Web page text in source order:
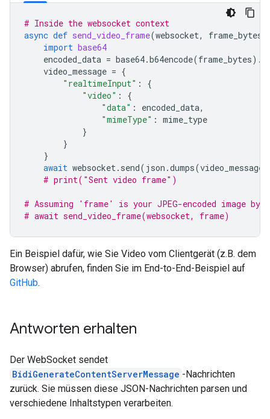
# Inside the websocket context
async def send_video_frame(websocket, frame_bytes
import base64
encoded_data = base64.b64encode(frame_bytes) .
video_message = {
"realtimeInput" :
{
"video" :
{
"data" : encoded_data,
"mimeType" : mime_type
}
}
}
await websocket. send( json .dumps(video_message
# print("Sent video frame")
# Assuming 'frame' is your JPEG-encoded image
# await send_video_frame(websocket, frame)
Ein Beispiel dafür, wie Sie Video vom Clientgerät (z.B. dem
Browser) abrufen, finden Sie im End-to-End-Beispiel auf
GitHub.
Antworten erhalten
Der WebSocket sendet
BidiGenerateContentServerMessage -Nachrichten
zurück. Sie müssen diese JSON-Nachrichten parsen und
verschiedene Inhaltstypen verarbeiten.